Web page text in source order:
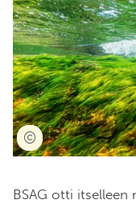
BSAG otti